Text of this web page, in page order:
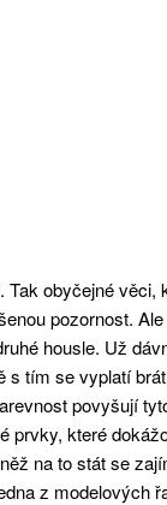
Tak obyčejné věci,
pozornost.
housle. Už
s tím se vyplatí
povyšují
prvky, které
na to stát se
z modelových